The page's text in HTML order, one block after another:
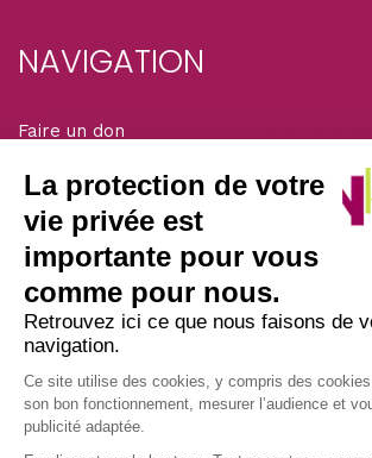
NAVIGATION
Faire un don
Solidarité magazine
SIÈGE DE L’ASSOCIATION
Nous écrire par courrier postal à
APCLD
45/47 avenue Laplace
94117 ARCUEIL CEDEX
La protection de votre
vie privée est
importante pour vous
comme pour nous.
Retrouvez ici ce que nous faisons de
navigation.
Ce site utilise des cookies, y compris des cookies
son bon fonctionnement, mesurer l’audience et
publicité adaptée.